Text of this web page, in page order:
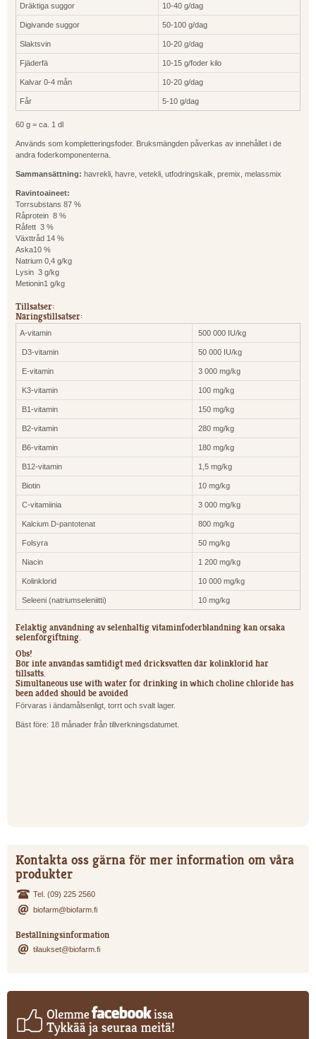
Dräktiga suggor 10-40 g/dag
Digivande suggor 50-100 g/dag
Slaktsvin 10-20 g/dag
Fjäderfä 10-15 g/foder kilo
Kalvar 0-4 mån 10-20 g/dag
Får 5-10 g/dag
60 g = ca. 1 dl
Används som kompletteringsfoder. Bruksmängden påverkas av innehållet i de
andra foderkomponenterna.
Sammansättning: havrekli, havre, vetekli, utfodringskalk, premix, melassmix
Ravintoaineet:
Torrsubstans 87 %
Råprotein 8 %
Råfett 3 %
Växttråd 14 %
Aska10 %
Natrium 0,4 g/kg
Lysin 3 g/kg
Metionin1 g/kg
Tillsatser:
Näringstillsatser:
A-vitamin 500 000 IU/kg
D3-vitamin 50 000 IU/kg
E-vitamin 3 000 mg/kg
K3-vitamin 100 mg/kg
B1-vitamin 150 mg/kg
B2-vitamin 280 mg/kg
B6-vitamin 180 mg/kg
B12-vitamin 1,5 mg/kg
Biotin 10 mg/kg
C-vitamiinia 3 000 mg/kg
Kalcium D-pantotenat 800 mg/kg
Folsyra 50 mg/kg
Niacin 1 200 mg/kg
Kolinklorid 10 000 mg/kg
Seleeni (natriumseleniitti) 10 mg/kg
Felaktig användning av selenhaltig vitaminfoderblandning kan orsaka
selenförgiftning.
Obs!
Bör inte användas samtidigt med dricksvatten där kolinklorid har
tillsatts.
Simultaneous use with water for drinking in which choline chloride has
been added should be avoided
Förvaras i ändamålsenligt, torrt och svalt lager.
Bäst före: 18 månader från tillverkningsdatumet.
Kontakta oss gärna för mer information om våra
produkter
Tel. (09) 225 2560
biofarm@biofarm.fi
Beställningsinformation
tilaukset@biofarm.fi